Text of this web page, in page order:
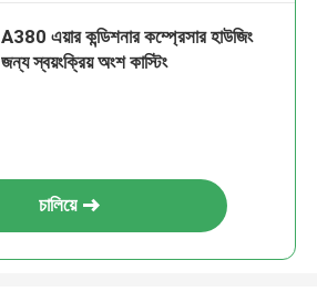
A380 এয়ার কন্ডিশনার কম্প্রেসার হাউজিং
জন্য স্বয়ংক্রিয় অংশ কাস্টিং
চালিয়ে